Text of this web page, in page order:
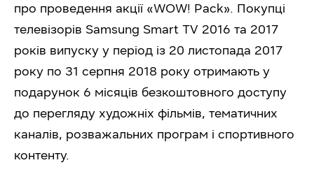
про проведення акції «WOW! Pack». Покупці
телевізорів Samsung Smart TV 2016 та 2017
років випуску у період із 20 листопада 2017
року по 31 серпня 2018 року отримають у
подарунок 6 місяців безкоштовного доступу
до перегляду художніх фільмів, тематичних
каналів, розважальних програм і спортивного
контенту.